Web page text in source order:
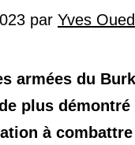
par Yves
armées du
plus démontré
à